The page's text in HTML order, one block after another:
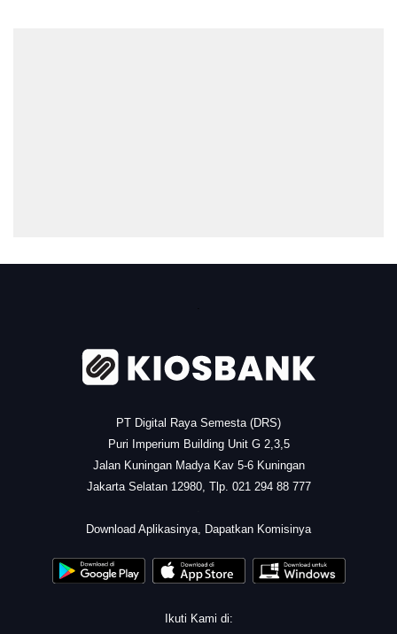
PT Digital Raya Semesta (DRS)
Puri Imperium Building Unit G 2,3,5
Jalan Kuningan Madya Kav 5-6 Kuningan
Jakarta Selatan 12980, Tlp. 021 294 88 777
Download Aplikasinya, Dapatkan Komisinya
Ikuti Kami di: